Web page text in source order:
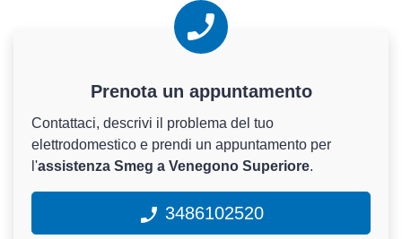
Prenota un appuntamento
Contattaci, descrivi il problema del tuo
elettrodomestico e prendi un appuntamento per
l'assistenza Smeg a Venegono Superiore.
3486102520